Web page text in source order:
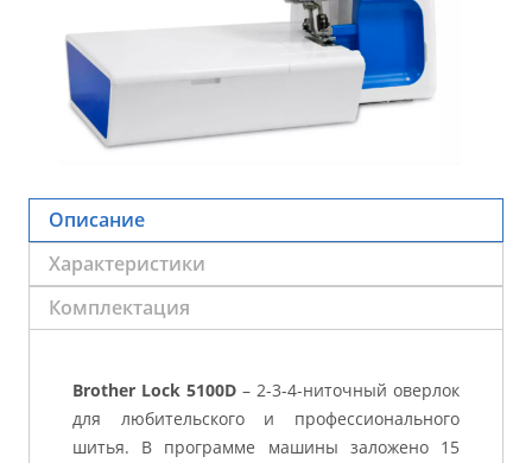
Описание
Характеристики
Комплектация
Brother Lock 5100D – 2-3-4-ниточный оверлок
для любительского и профессионального
шитья. В программе машины заложено 15